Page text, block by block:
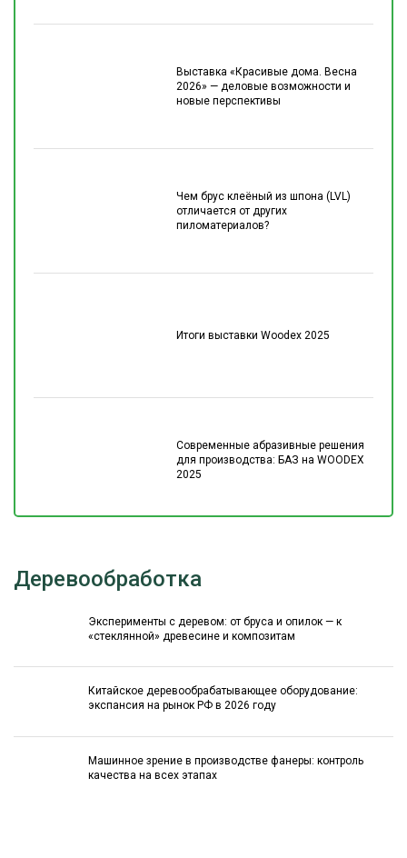
Выставка «Красивые дома. Весна
2026» — деловые возможности и
новые перспективы
Чем брус клеёный из шпона (LVL)
отличается от других
пиломатериалов?
Итоги выставки Woodex 2025
Современные абразивные решения
для производства: БАЗ на WOODEX
2025
Деревообработка
Эксперименты с деревом: от бруса и опилок — к
«стеклянной» древесине и композитам
Китайское деревообрабатывающее оборудование:
экспансия на рынок РФ в 2026 году
Машинное зрение в производстве фанеры: контроль
качества на всех этапах